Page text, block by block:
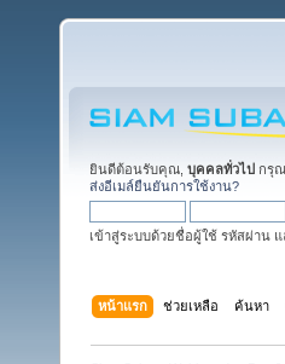
ยินดีต้อนรับคุณ, บุคคลทั่วไป กรุ
ส่งอีเมล์ยืนยันการใช้งาน?
เข้าสู่ระบบด้วยชื่อผู้ใช้ รหัสผ่าน
หน้าแรก ช่วยเหลือ ค้นหา